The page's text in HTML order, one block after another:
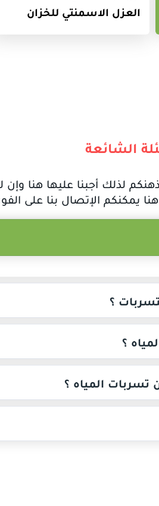
العزل الاسمنتي للخزان
الشائعة
لذلك أجبنا عليها هنا وإن
يمكنكم الإتصال بنا على
؟
؟
المياه ؟